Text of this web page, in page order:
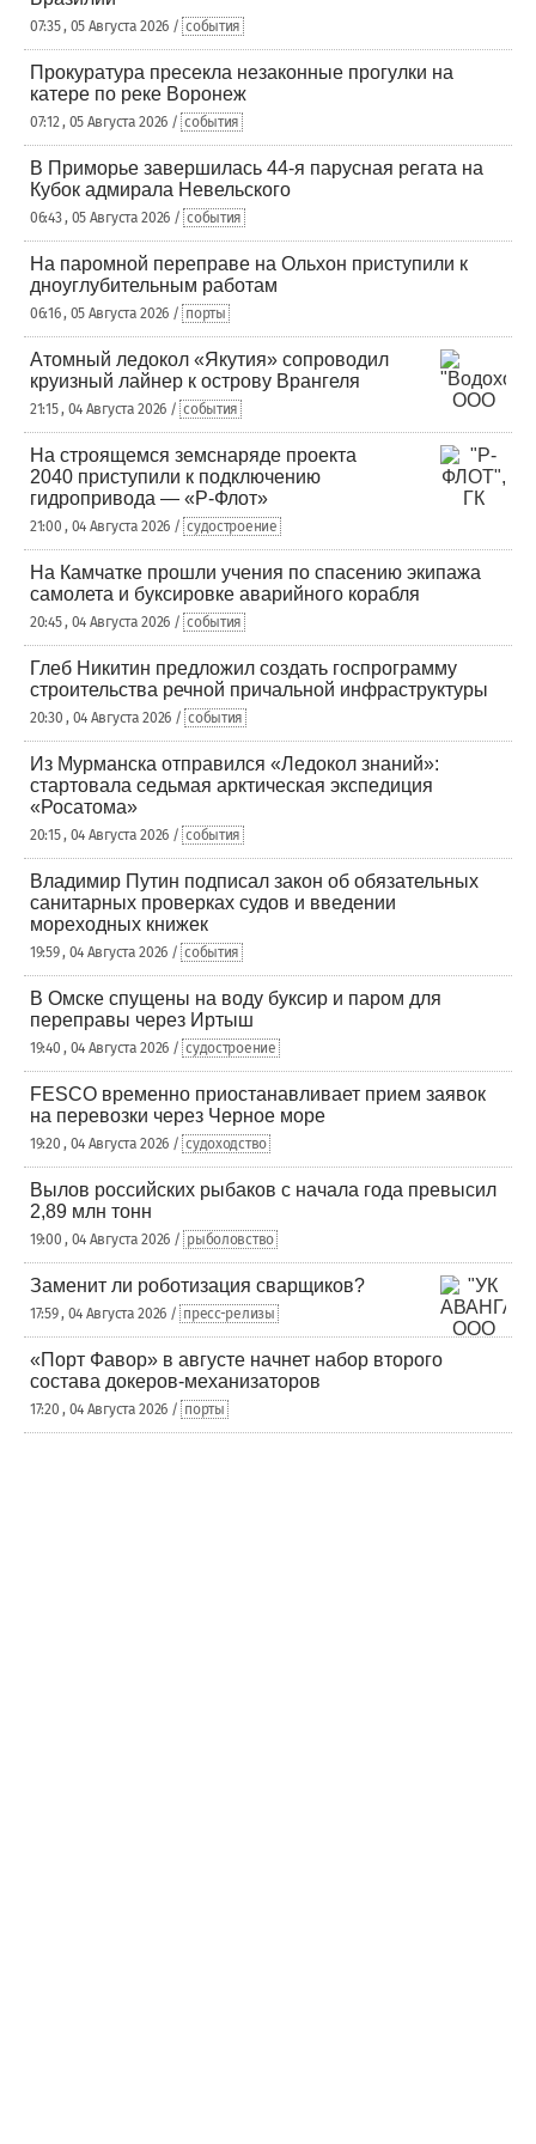
07:35 , 05 Августа 2026 / события
Прокуратура пресекла незаконные прогулки на
катере по реке Воронеж
07:12 , 05 Августа 2026 / события
В Приморье завершилась 44-я парусная регата на
Кубок адмирала Невельского
06:43 , 05 Августа 2026 / события
На паромной переправе на Ольхон приступили к
дноуглубительным работам
06:16 , 05 Августа 2026 / порты
Атомный ледокол «Якутия» сопроводил
круизный лайнер к острову Врангеля
21:15 , 04 Августа 2026 / события
На строящемся земснаряде проекта
2040 приступили к подключению
гидропривода — «Р-Флот»
21:00 , 04 Августа 2026 / судостроение
На Камчатке прошли учения по спасению экипажа
самолета и буксировке аварийного корабля
20:45 , 04 Августа 2026 / события
Глеб Никитин предложил создать госпрограмму
строительства речной причальной инфраструктуры
20:30 , 04 Августа 2026 / события
Из Мурманска отправился «Ледокол знаний»:
стартовала седьмая арктическая экспедиция
«Росатома»
20:15 , 04 Августа 2026 / события
Владимир Путин подписал закон об обязательных
санитарных проверках судов и введении
мореходных книжек
19:59 , 04 Августа 2026 / события
В Омске спущены на воду буксир и паром для
переправы через Иртыш
19:40 , 04 Августа 2026 / судостроение
FESCO временно приостанавливает прием заявок
на перевозки через Черное море
19:20 , 04 Августа 2026 / судоходство
Вылов российских рыбаков с начала года превысил
2,89 млн тонн
19:00 , 04 Августа 2026 / рыболовство
Заменит ли роботизация сварщиков?
17:59 , 04 Августа 2026 / пресс-релизы
«Порт Фавор» в августе начнет набор второго
состава докеров-механизаторов
17:20 , 04 Августа 2026 / порты